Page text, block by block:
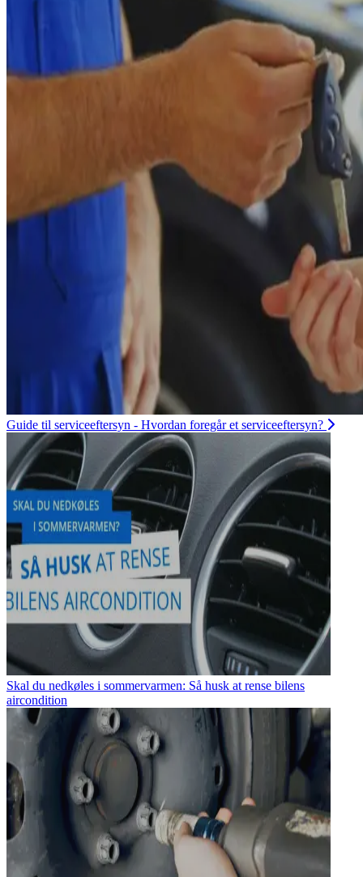
Guide til serviceeftersyn - Hvordan foregår et serviceeftersyn?
Skal du nedkøles i sommervarmen: Så husk at rense bilens
aircondition